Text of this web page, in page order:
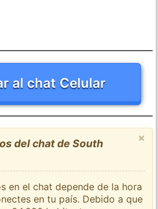
al chat Celular
×
del chat de South
en el chat depende de la hora
en tu país. Debido a que